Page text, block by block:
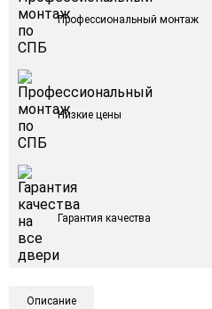
Профессиональный монтаж
Низкие цены
Гарантия качества
Описание